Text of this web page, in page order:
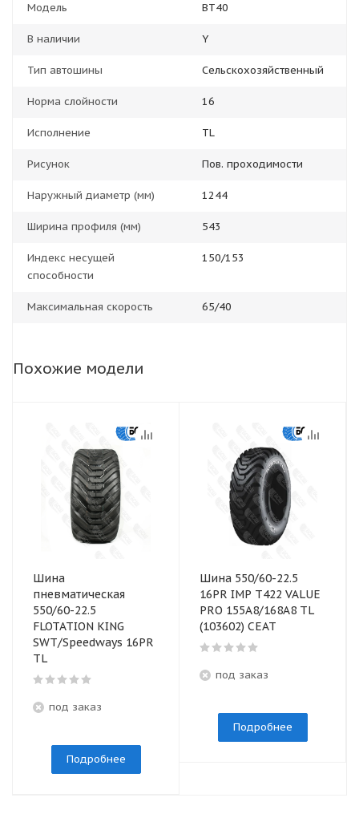
Модель BT40
В наличии Y
Тип автошины Сельскохозяйственный
Норма слойности 16
Исполнение TL
Рисунок Пов. проходимости
Наружный диаметр (мм) 1244
Ширина профиля (мм) 543
Индекс несущей
способности
150/153
Максимальная скорость 65/40
Похожие модели
Шина
пневматическая
550/60-22.5
FLOTATION KING
SWT/Speedways 16PR
TL
под заказ
Подробнее
Шина 550/60-22.5
16PR IMP T422 VALUE
PRO 155A8/168A8 TL
(103602) CEAT
под заказ
Подробнее